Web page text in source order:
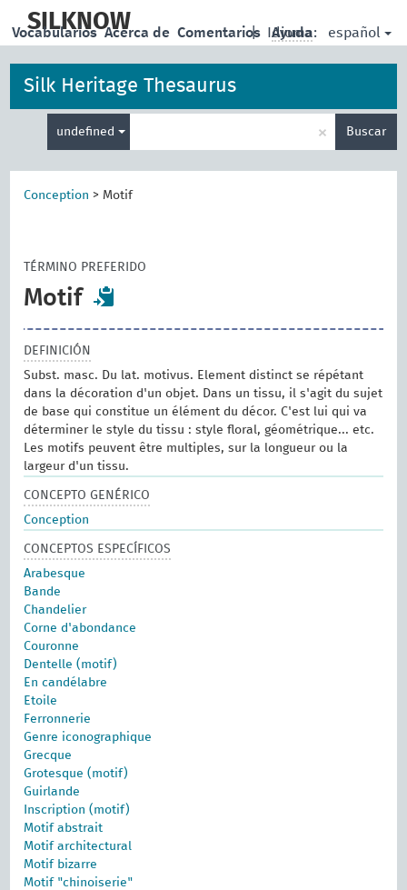
main
SILKNOW | Idioma: español
Vocabularios Acerca de Comentarios Ayuda
Silk Heritage Thesaurus
undefined × Buscar
Conception > Motif
TÉRMINO PREFERIDO
Motif
DEFINICIÓN
Subst. masc. Du lat. motivus. Element distinct se répétant
dans la décoration d'un objet. Dans un tissu, il s'agit du sujet
de base qui constitue un élément du décor. C'est lui qui va
déterminer le style du tissu : style floral, géométrique... etc.
Les motifs peuvent être multiples, sur la longueur ou la
largeur d'un tissu.
CONCEPTO GENÉRICO
Conception
CONCEPTOS ESPECÍFICOS
Arabesque
Bande
Chandelier
Corne d'abondance
Couronne
Dentelle (motif)
En candélabre
Etoile
Ferronnerie
Genre iconographique
Grecque
Grotesque (motif)
Guirlande
Inscription (motif)
Motif abstrait
Motif architectural
Motif bizarre
Motif "chinoiserie"